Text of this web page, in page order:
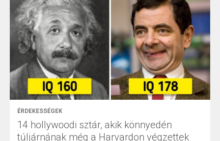
ÉRDEKESSÉGEK
14 hollywoodi sztár, akik könnyedén
túljárnának még a Harvardon végzettek